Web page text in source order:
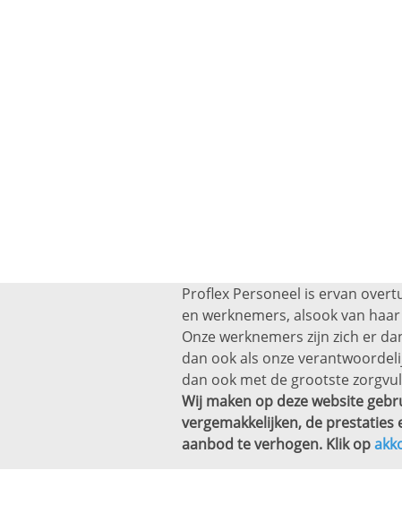
Proflex Personeel is ervan
en werknemers, alsook van
Onze werknemers zijn zich er
dan ook als onze
dan ook met de grootste
Wij maken op deze website
vergemakkelijken, de
aanbod te verhogen. Klik op